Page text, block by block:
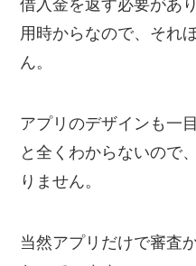
借入金を返す必要があ
用時からなので、それ
ん。
アプリのデザインも一
と全くわからないので
りません。
当然アプリだけで審査